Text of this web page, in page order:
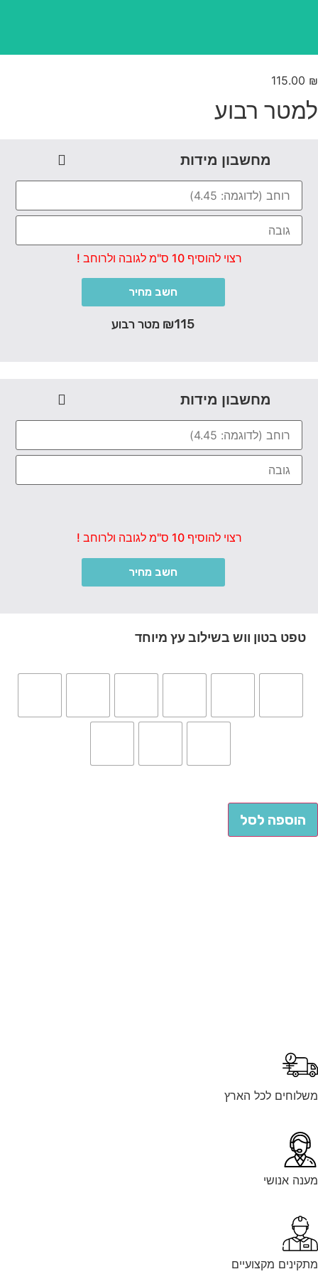
115.00
רבוע
מחשבון מידות
רצוי להוסיף 10 ס"מ לגובה ולרוחב !
חשב מחיר
₪115 מטר רבוע
מחשבון מידות
רצוי להוסיף 10 ס"מ לגובה ולרוחב !
חשב מחיר
טפט בטון ווש בשילוב עץ מיוחד
הוספה לסל
לכל הארץ
אנושי
מקצועיים